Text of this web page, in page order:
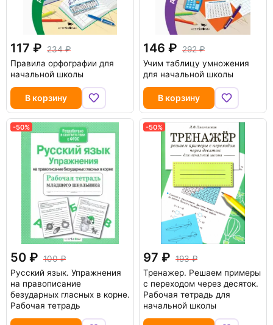
117
234
Правила орфографии для
начальной школы
В корзину
146
292
Учим таблицу умножения
для начальной школы
В корзину
-50%
50
100
Русский язык. Упражнения
на правописание
безударных гласных в корне.
Рабочая тетрадь
-50%
97
193
Тренажер. Решаем примеры
с переходом через десяток.
Рабочая тетрадь для
начальной школы